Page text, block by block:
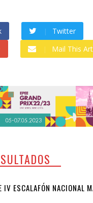
Twitter
Mail This
IV ESCALAFÓN NACIONAL